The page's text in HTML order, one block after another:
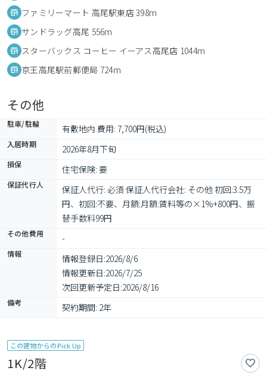
ファミリーマート 高尾駅東店 398m
サンドラッグ高尾 556m
スターバックス コーヒー イーアス高尾店 1044m
京王高尾駅前郵便局 724m
その他
駐車/駐輪 有敷地内 費用: 7,700円(税込)
入居時期 2026年8月下旬
損保 住宅保険: 要
保証代行人
保証人代行: 必須 保証人代行会社: その他 初回:3.5万
円、初回:不要、月額:月額:賃料等の×1%+800円、振
替手数料99円
その他費用 -
情報 情報登録日:2026/8/6
情報更新日:2026/7/25
次回更新予定日:2026/8/16
備考 契約期間: 2年
この建物からのPick Up
1K/2階